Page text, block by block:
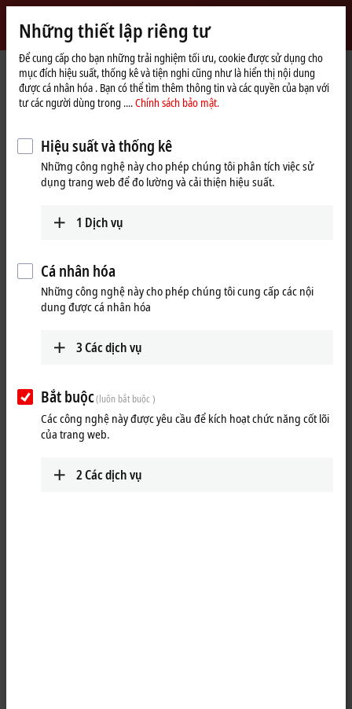
Beckhoff
-
New
Automation
Technology
Trang
chủ
Products Automation
TwinCAT
TFxxxx | TwinCAT 3 Functions
TF3xxx | Measurement
TF3xxx | TwinCAT 3 Measurement
Tabular product overview
TwinCAT is not just automation software, it is also measurement
TwinCAT with additional measurement technology functions and thus
support machine commissioning, machine monitoring, the
documentation of processes and the presentation of measurement
and analysis results.
Your selection:
Reset all filter values
Những thiết lập riêng tư
Để cung cấp cho bạn những trải nghiệm tối ưu, cookie được sử dụng cho
mục đích hiệu suất, thống kê và tiện nghi cũng như là hiển thị nội dung
được cá nhân hóa . Bạn có thể tìm thêm thông tin và các quyền của bạn với
tư các người dùng trong ....Chính sách bảo mật.
Hiệu suất và thống kê
Những công nghệ này cho phép chúng tôi phân tích việc sử
dụng trang web để đo lường và cải thiện hiệu suất.
1 Dịch vụ
Cá nhân hóa
Những công nghệ này cho phép chúng tôi cung cấp các nội
dung được cá nhân hóa
3Các dịch vụ
Bắt buộc(luôn bắt buộc )
Các công nghệ này được yêu cầu để kích hoạt chức năng cốt lõi
của trang web.
2Các dịch vụ